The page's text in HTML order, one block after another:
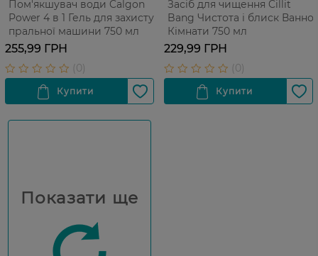
Пом'якшувач води Calgon
Power 4 в 1 Гель для захисту
пральної машини 750 мл
255,99 ГРН
Засіб для чищення Cillit
Bang Чистота і блиск Ванної
Кімнати 750 мл
229,99 ГРН
Показати ще